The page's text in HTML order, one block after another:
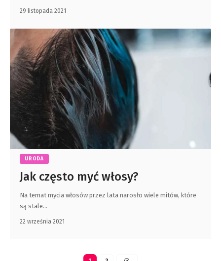
29 listopada 2021
URODA
Jak często myć włosy?
Na temat mycia włosów przez lata narosło wiele mitów, które
są stale…
22 września 2021